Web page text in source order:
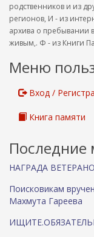
родственников и из
регионов, И - из
архива о пребывании
живым,. Ф - из Книги
Меню
Вход /
Книга памяти
Последние
НАГРАДА
Поисковикам
Махмута Гареева